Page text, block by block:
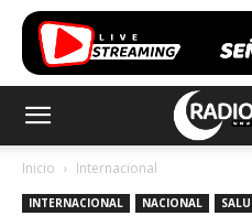
Inicio Internacional
INTERNACIONAL NACIONAL